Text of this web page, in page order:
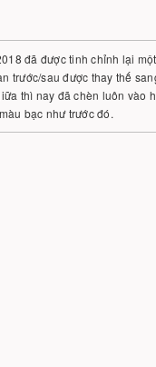
đã được tinh chỉnh lại
trước/sau được thay thế
thì nay đã chèn luôn
bạc như trước đó.